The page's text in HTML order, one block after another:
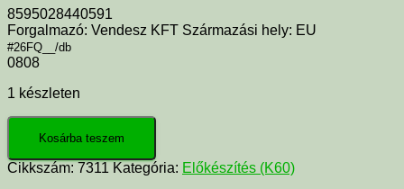
8595028440591
Forgalmazó: Vendesz KFT Származási hely: EU
#26FQ__/db
0808
1 készleten
Kosárba teszem
Cikkszám: 7311 Kategória: Előkészítés (K60)